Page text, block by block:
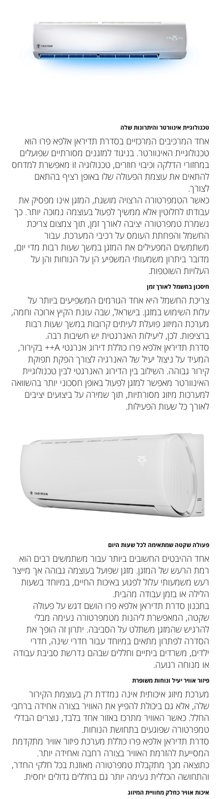
טכנולוגיית אינוורטר והיתרונות שלה
אחד המרכיבים המרכזיים בסדרת תדיראן אלפא פרו הוא
טכנולוגיית האינוורטר. בניגוד למזגנים מסורתיים שפועלים
במחזורי הדלקה וכיבוי חוזרים, טכנולוגיה זו מאפשרת למדחס
להתאים את עוצמת הפעולה שלו באופן רציף בהתאם
לצורך.
כאשר הטמפרטורה הרצויה מושגת, המזגן אינו מפסיק את
עבודתו לחלוטין אלא ממשיך לפעול בעוצמה נמוכה יותר. כך
נשמרת טמפרטורה יציבה לאורך זמן, תוך צמצום צריכת
החשמל והפחתת העומס על רכיבי המערכת. עבור
משתמשים המפעילים את המזגן במשך שעות רבות מדי יום,
מדובר ביתרון משמעותי המשפיע הן על הנוחות והן על
העלויות השוטפות.
חיסכון בחשמל לאורך זמן
צריכת החשמל היא אחד הגורמים המשפיעים ביותר על
עלות השימוש במזגן. בישראל, שבה עונת הקיץ ארוכה וחמה,
מערכת המיזוג פועלת לעיתים קרובות במשך שעות רבות
ברציפות. לכן, ליעילות האנרגטית יש חשיבות רבה.
סדרת תדיראן אלפא פרו כוללת דירוג אנרגטי A++ בקירור,
המעיד על ניצול יעיל של האנרגיה לצורך הפקת תפוקת
קירור גבוהה. השילוב בין הדירוג האנרגטי לבין טכנולוגיית
האינוורטר מאפשר למזגן לפעול באופן חסכוני יותר בהשוואה
למערכות מיזוג מסורתיות, תוך שמירה על ביצועים יציבים
לאורך כל שעות הפעילות.
פעולה שקטה שמתאימה לכל שעות היום
אחד ההיבטים החשובים ביותר עבור משתמשים רבים הוא
רמת הרעש של המזגן. מזגן שפועל בעוצמה גבוהה אך מייצר
רעש משמעותי עלול לפגוע באיכות החיים, במיוחד בשעות
הלילה או בזמן עבודה מהבית.
בתכנון סדרת תדיראן אלפא פרו הושם דגש על פעולה
שקטה, המאפשרת ליהנות מטמפרטורה נעימה מבלי
להרגיש שהמזגן משתלט על הסביבה. יתרון זה הופך את
הסדרה לפתרון מתאים במיוחד עבור חדרי שינה, חדרי
ילדים, משרדים ביתיים וחללים שבהם נדרשת סביבת עבודה
או מנוחה רגועה.
פיזור אוויר יעיל ונוחות משופרת
מערכת מיזוג איכותית אינה נמדדת רק בעוצמת הקירור
שלה, אלא גם ביכולת להפיץ את האוויר בצורה אחידה ברחבי
החלל. כאשר האוויר מתרכז באזור אחד בלבד, נוצרים הבדלי
טמפרטורה שפוגעים בתחושת הנוחות.
סדרת תדיראן אלפא פרו כוללת מערכת פיזור אוויר מתקדמת
המסייעת להזרמת האוויר בצורה רחבה ואחידה יותר.
כתוצאה מכך מתקבלת טמפרטורה מאוזנת בכל חלקי החדר,
והתחושה הכללית נעימה יותר גם בחללים גדולים יחסית.
איכות אוויר כחלק מחוויית המיזוג